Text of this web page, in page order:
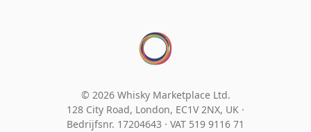
© 2026 Whisky Marketplace Ltd.
128 City Road, London, EC1V 2NX, UK ·
Bedrijfsnr. 17204643 · VAT 519 9116 71